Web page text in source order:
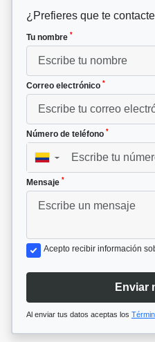
¿Prefieres que te
Tu nombre *
Correo electrónico *
Número de teléfono *
▼
Mensaje *
Acepto recibir información
Enviar
Al enviar tus datos aceptas los